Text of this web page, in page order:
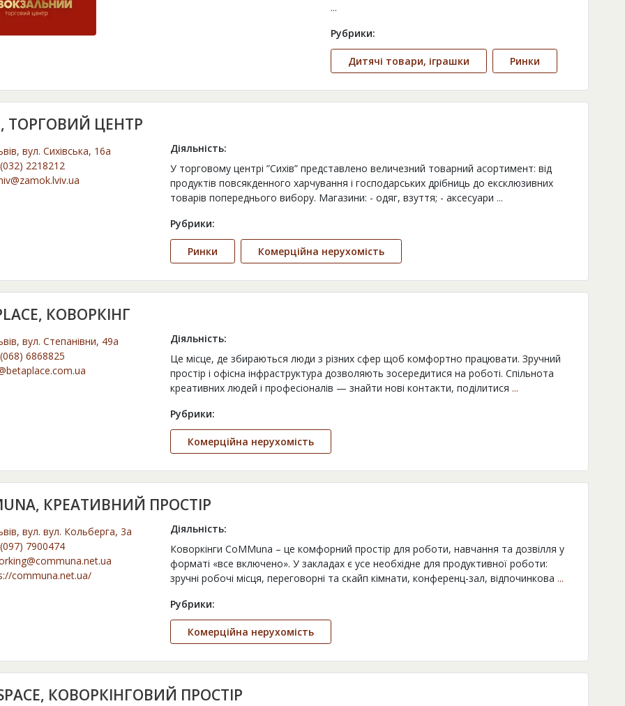
...
Рубрики:
Дитячі товари, іграшки Ринки
ТОРГОВИЙ ЦЕНТР
вул. Сихівська, 16а
2218212
Діяльність:
У торговому центрі ”Сихів” представлено величезний товарний асортимент: від
продуктів повсякденного харчування і господарських дрібниць до ексклюзивних
товарів попереднього вибору. Магазини: - одяг, взуття; - аксесуари ...
Рубрики:
Ринки Комерційна нерухомість
КОВОРКІНГ
вул. Степанівни, 49а
6868825
Діяльність:
Це місце, де збираються люди з різних сфер щоб комфортно працювати. Зручний
простір і офісна інфраструктура дозволяють зосередитися на роботі. Спільнота
креативних людей і професіоналів — знайти нові контакти, поділитися ...
Рубрики:
Комерційна нерухомість
КРЕАТИВНИЙ ПРОСТІР
вул. вул. Кольберга, 3а
7900474
communa.net.ua/
Діяльність:
Коворкінги CoMMuna – це комфорний простір для роботи, навчання та дозвілля у
форматі «все включено». У закладах є усе необхідне для продуктивної роботи:
зручні робочі місця, переговорні та скайп кімнати, конференц-зал, відпочинкова ...
Рубрики:
Комерційна нерухомість
SPACE, КОВОРКІНГОВИЙ ПРОСТІР